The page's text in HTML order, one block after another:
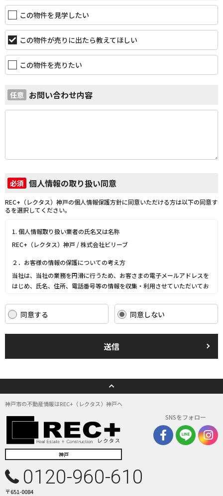
この物件を見学したい
この物件が売りに出たら教えてほしい
この物件を売りたい
任意 お問い合わせ内容
必須 個人情報の取り扱い同意
REC+（レクタス）神戸の個人情報保護方針に同意いただける方は以下の同意す
るを選択してください。
1. 個人情報取り扱い業者の氏名又は名称
REC+（レクタス）神戸 / 株式会社ビリーブ
２．お客様の情報の保護についての考え方
当社は、当社の業務を円滑に行うため、お客さまの電子メールアドレスを
はじめ、氏名、住所、電話番号等の情報を収集・利用させていただいてお
当社は、これらのお客さまの個人情報（以下「お客さま情報」といいま
す。）の適正な保護を重大な責務と認識し、この責務を果たすために、次
法令を遵守し、適切に取り扱います。また、適宜取扱いの改善に努めま
す。
ます。また、取引先等に対しても適切にお客さま情報を取り扱うように要
(3) お客さま情報の収集に際しては、利用目的を特定して通知または公表
(4) お客さま情報の漏洩、紛失、改ざん等を防止するために必要な 対策を
講じて適切な管理を行います。
(5) 保有するお客さま情報について、お客さま本人からの開示、訂正、削
除、利用停止の依頼を所定の窓口でお受けして、誠意をもって対応いたし
具体的には、以下の内容に従ってお客さま情報の取り扱いをいたします。
３．お客様の情報の利用目的
同意する 同意しない
送信
神戸市の不動産情報はREC+（レクタス）神戸へ
神戸
SNSをフォロー
0120-960-610
〒651-0084